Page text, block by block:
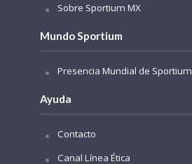
Sobre Sportium MX
Mundo Sportium
Presencia Mundial de Sportium
Ayuda
Contacto
Canal Línea Ética